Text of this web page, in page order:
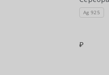
Ag 925